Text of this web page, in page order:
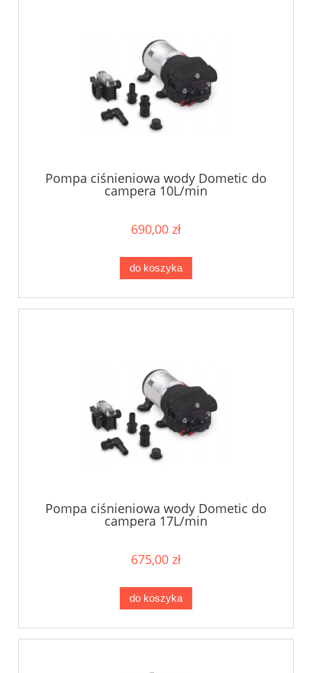
Pompa ciśnieniowa wody Dometic do
campera 10L/min
690,00 zł
do koszyka
Pompa ciśnieniowa wody Dometic do
campera 17L/min
675,00 zł
do koszyka